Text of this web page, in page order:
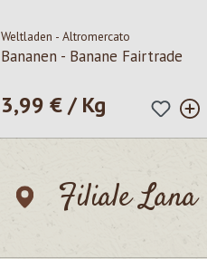
Weltladen - Altromercato
Bananen - Banane Fairtrade
Regulärer Preis:
3,99 € / Kg
Filiale Lana